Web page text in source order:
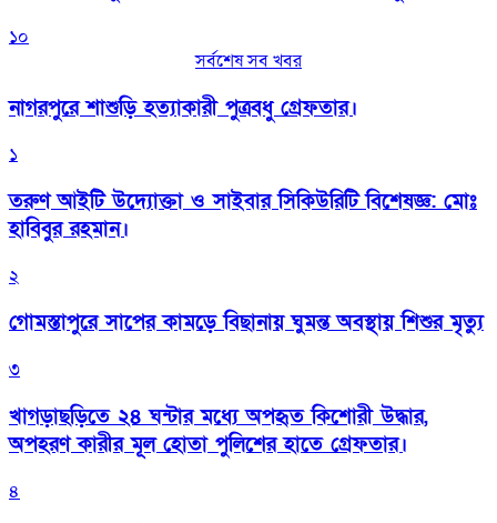
১০
সর্বশেষ সব খবর
নাগরপুরে শাশুড়ি হত্যাকারী পুত্রবধু গ্রেফতার।
১
তরুণ আইটি উদ্যোক্তা ও সাইবার সিকিউরিটি বিশেষজ্ঞ: মোঃ
হাবিবুর রহমান।
২
গোমস্তাপুরে সাপের কামড়ে বিছানায় ঘুমন্ত অবস্থায় শিশুর মৃত্যু
৩
খাগড়াছড়িতে ২৪ ঘন্টার মধ্যে অপহৃত কিশোরী উদ্ধার,
অপহরণ কারীর মূল হোতা পুলিশের হাতে গ্রেফতার।
৪